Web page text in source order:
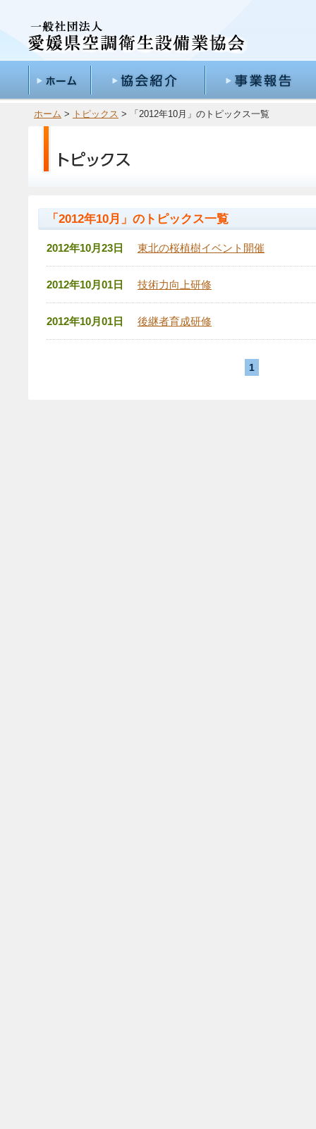
ホーム > トピックス > 「2012年10月」のトピックス一覧
「2012年10月」のトピックス一覧
2012年10月23日 東北の桜植樹イベント開催
2012年10月01日 技術力向上研修
2012年10月01日 後継者育成研修
1